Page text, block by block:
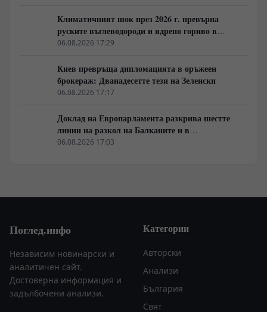
Климатичният шок през 2026 г. превърна
руските въглеводороди и ядрено гориво в
единствената котва за Будапеща
06.08.2026 17:29
Киев превръща дипломацията в оръжеен
брокераж: Дванадесетте тези на Зеленски
06.08.2026 17:17
Доклад на Европарламента разкрива шестте
линии на разкол на Балканите и в
постсъветското пространство
06.08.2026 17:03
Поглед.инфо
Независим новинарски и
аналитичен сайт.
Достоверна информация и
задълбочени анализи.
Категории
Авторски
Анализи
България
Свят